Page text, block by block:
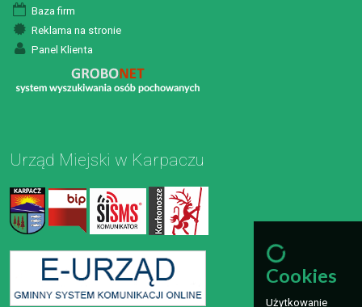
Baza firm
Reklama na stronie
Panel Klienta
Urząd Miejski w Karpaczu
Cookies
Użytkowanie